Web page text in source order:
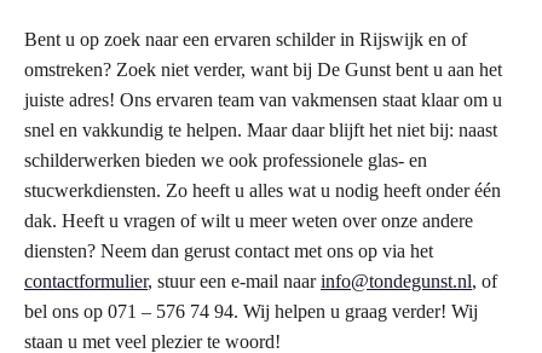
Bent u op zoek naar een ervaren schilder in Rijswijk en of
omstreken? Zoek niet verder, want bij De Gunst bent u aan het
juiste adres! Ons ervaren team van vakmensen staat klaar om u
snel en vakkundig te helpen. Maar daar blijft het niet bij: naast
schilderwerken bieden we ook professionele glas- en
stucwerkdiensten. Zo heeft u alles wat u nodig heeft onder één
dak. Heeft u vragen of wilt u meer weten over onze andere
diensten? Neem dan gerust contact met ons op via het
contactformulier, stuur een e-mail naarinfo@tondegunst.nl, of
bel ons op 071 – 576 74 94. Wij helpen u graag verder! Wij
staan u met veel plezier te woord!